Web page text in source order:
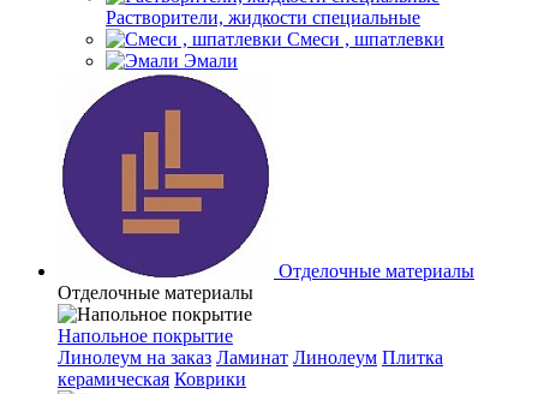
Растворители, жидкости специальные
Смеси , шпатлевки
Эмали
Отделочные материалы
Отделочные материалы
Напольное покрытие
Линолеум на заказ Ламинат Линолеум Плитка
керамическая Коврики